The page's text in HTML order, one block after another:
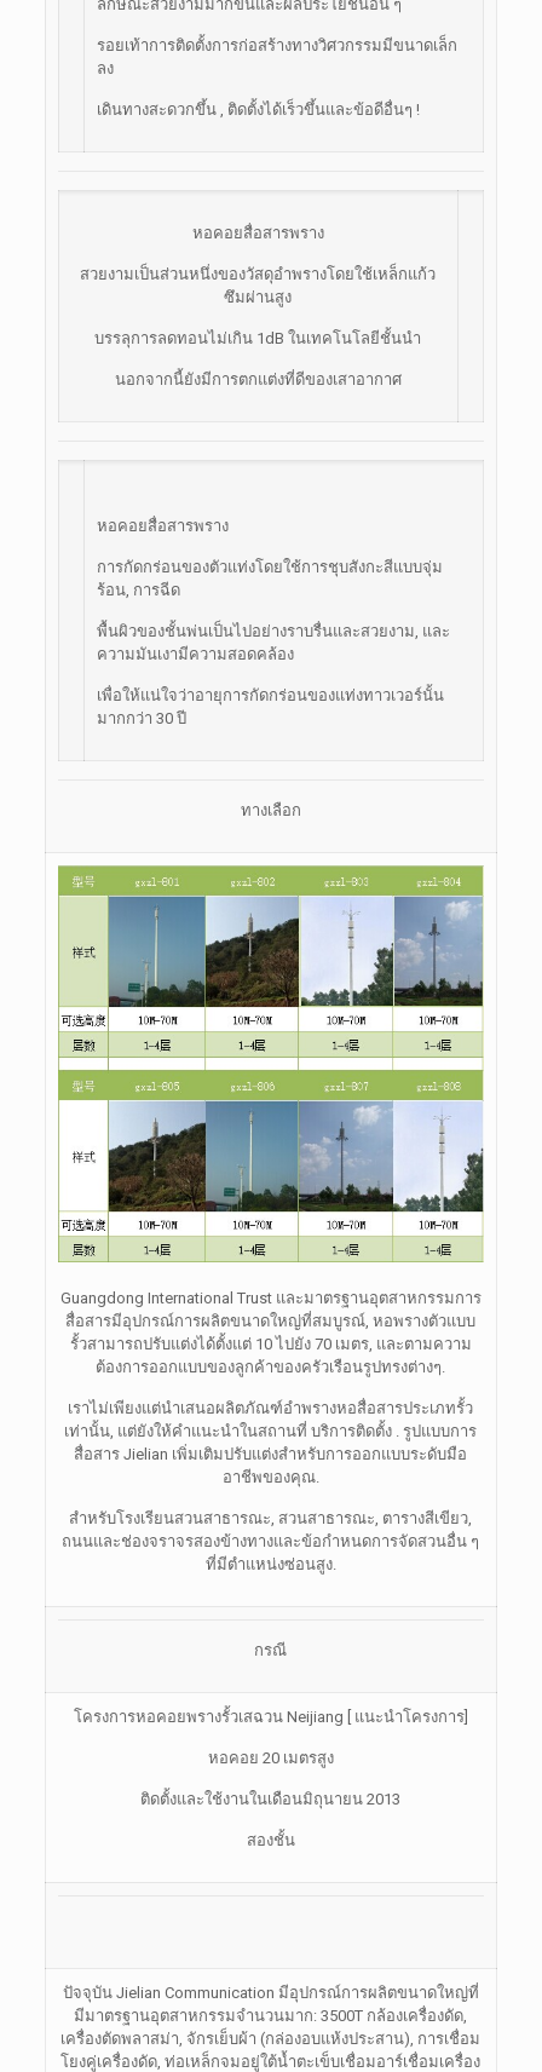
ลักษณะสวยงามมากขึ้นและผลประโยชน์อื่น ๆ
รอยเท้าการติดตั้งการก่อสร้างทางวิศวกรรมมีขนาดเล็ก
ลง
เดินทางสะดวกขึ้น , ติดตั้งได้เร็วขึ้นและข้อดีอื่นๆ !
หอคอยสื่อสารพราง
สวยงามเป็นส่วนหนึ่งของวัสดุอำพรางโดยใช้เหล็กแก้ว
ซึมผ่านสูง
บรรลุการลดทอนไม่เกิน 1dB ในเทคโนโลยีชั้นนำ
นอกจากนี้ยังมีการตกแต่งที่ดีของเสาอากาศ
หอคอยสื่อสารพราง
การกัดกร่อนของตัวแท่งโดยใช้การชุบสังกะสีแบบจุ่ม
ร้อน, การฉีด
พื้นผิวของชั้นพ่นเป็นไปอย่างราบรื่นและสวยงาม, และ
ความมันเงามีความสอดคล้อง
เพื่อให้แน่ใจว่าอายุการกัดกร่อนของแท่งทาวเวอร์นั้น
มากกว่า 30 ปี
ทางเลือก
Guangdong International Trust และมาตรฐานอุตสาหกรรมการ
สื่อสารมีอุปกรณ์การผลิตขนาดใหญ่ที่สมบูรณ์, หอพรางตัวแบบ
รั้วสามารถปรับแต่งได้ตั้งแต่ 10 ไปยัง 70 เมตร, และตามความ
ต้องการออกแบบของลูกค้าของครัวเรือนรูปทรงต่างๆ.
เราไม่เพียงแต่นำเสนอผลิตภัณฑ์อำพรางหอสื่อสารประเภทรั้ว
เท่านั้น, แต่ยังให้คำแนะนำในสถานที่ บริการติดตั้ง . รูปแบบการ
สื่อสาร Jielian เพิ่มเติมปรับแต่งสำหรับการออกแบบระดับมือ
อาชีพของคุณ.
สำหรับโรงเรียนสวนสาธารณะ, สวนสาธารณะ, ตารางสีเขียว,
ถนนและช่องจราจรสองข้างทางและข้อกำหนดการจัดสวนอื่น ๆ
ที่มีตำแหน่งซ่อนสูง.
กรณี
โครงการหอคอยพรางรั้วเสฉวน Neijiang [ แนะนำโครงการ]
หอคอย 20 เมตรสูง
ติดตั้งและใช้งานในเดือนมิถุนายน 2013
สองชั้น
ปัจจุบัน Jielian Communication มีอุปกรณ์การผลิตขนาดใหญ่ที่
มีมาตรฐานอุตสาหกรรมจำนวนมาก: 3500T กล้องเครื่องดัด,
เครื่องตัดพลาสม่า, จักรเย็บผ้า (กล่องอบแห้งประสาน), การเชื่อม
โยงคู่เครื่องดัด, ท่อเหล็กจมอยู่ใต้น้ำตะเข็บเชื่อมอาร์เชื่อมเครื่อง